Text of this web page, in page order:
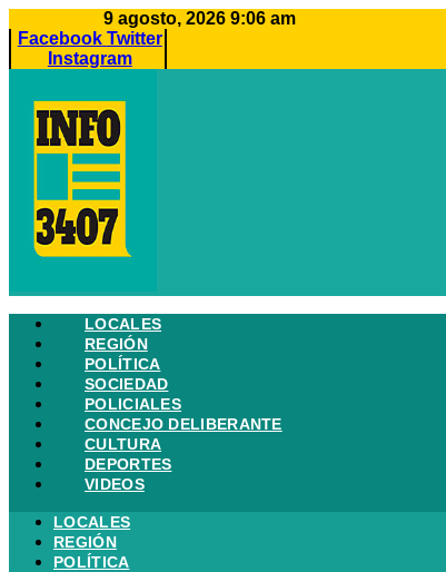
al
contenido
9 agosto, 2026 9:06 am
Facebook Twitter
Instagram
LOCALES
REGIÓN
POLÍTICA
SOCIEDAD
POLICIALES
CONCEJO DELIBERANTE
CULTURA
DEPORTES
VIDEOS
LOCALES
REGIÓN
POLÍTICA